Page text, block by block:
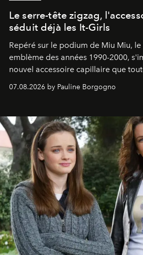
Le serre-tête zigzag,
séduit déjà les It-Girls
Repéré sur le podium de Miu Miu,
emblème des années 1990-2000,
nouvel accessoire capillaire que
07.08.2026 by Pauline Borgogno